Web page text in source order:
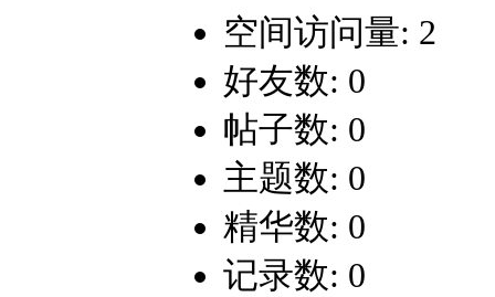
空间访问量: 2
好友数: 0
帖子数: 0
主题数: 0
精华数: 0
记录数: 0